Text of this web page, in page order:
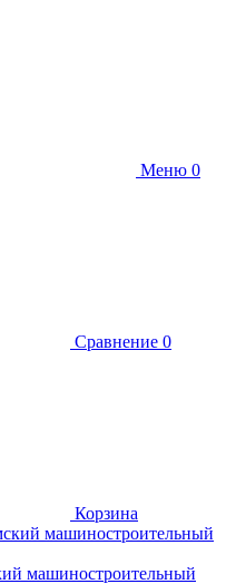
Меню 0
Сравнение 0
Корзина
машиностроительный